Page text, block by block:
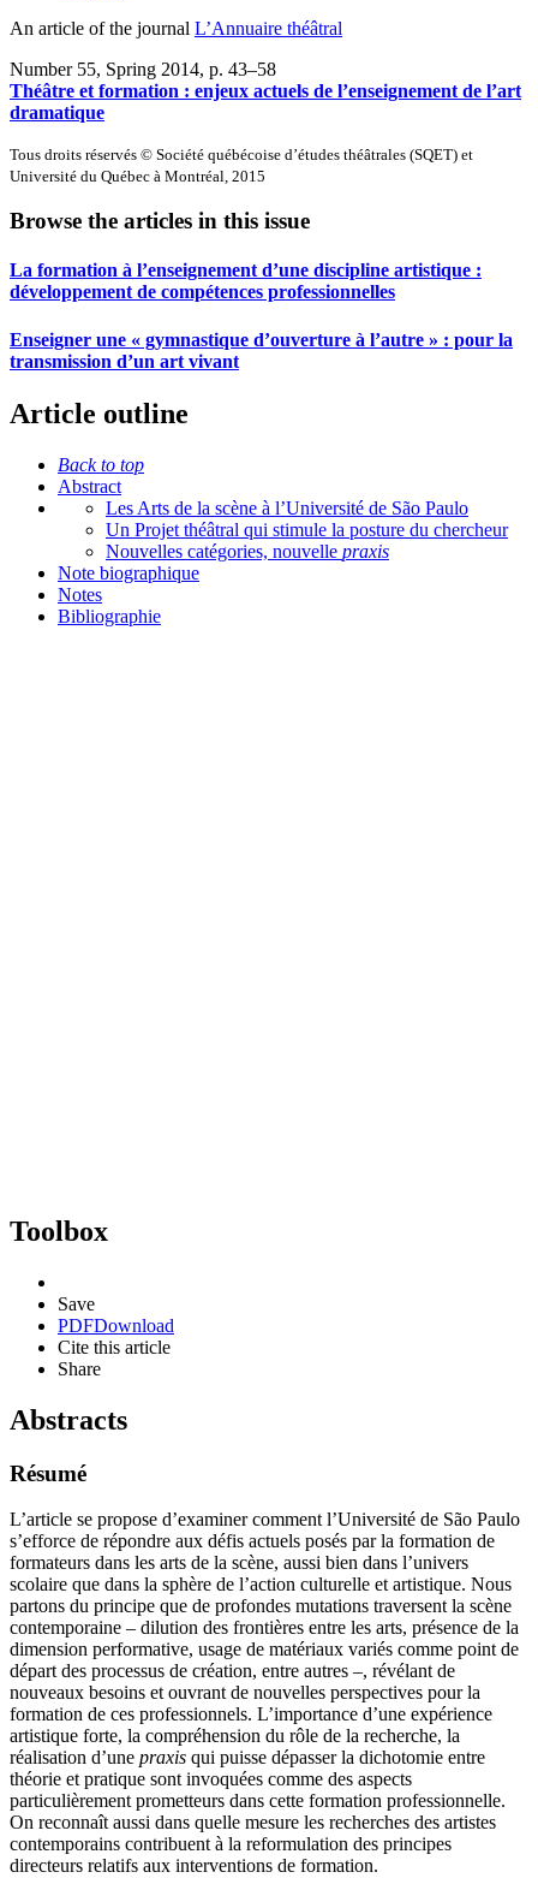
An article of the journal L’Annuaire théâtral
Number 55, Spring 2014, p. 43–58
Théâtre et formation : enjeux actuels de l’enseignement de l’art
dramatique
Tous droits réservés © Société québécoise d’études théâtrales (SQET) et
Université du Québec à Montréal, 2015
Browse the articles in this issue
La formation à l’enseignement d’une discipline artistique :
développement de compétences professionnelles
Enseigner une « gymnastique d’ouverture à l’autre » : pour la
transmission d’un art vivant
Article outline
Back to top
Abstract
Les Arts de la scène à l’Université de São Paulo
Un Projet théâtral qui stimule la posture du chercheur
Nouvelles catégories, nouvelle praxis
Note biographique
Notes
Bibliographie
Toolbox
Save
PDFDownload
Cite this article
Share
Abstracts
Résumé
L’article se propose d’examiner comment l’Université de São Paulo
s’efforce de répondre aux défis actuels posés par la formation de
formateurs dans les arts de la scène, aussi bien dans l’univers
scolaire que dans la sphère de l’action culturelle et artistique. Nous
partons du principe que de profondes mutations traversent la scène
contemporaine – dilution des frontières entre les arts, présence de la
dimension performative, usage de matériaux variés comme point de
départ des processus de création, entre autres –, révélant de
nouveaux besoins et ouvrant de nouvelles perspectives pour la
formation de ces professionnels. L’importance d’une expérience
artistique forte, la compréhension du rôle de la recherche, la
réalisation d’une praxis qui puisse dépasser la dichotomie entre
théorie et pratique sont invoquées comme des aspects
particulièrement prometteurs dans cette formation professionnelle.
On reconnaît aussi dans quelle mesure les recherches des artistes
contemporains contribuent à la reformulation des principes
directeurs relatifs aux interventions de formation.